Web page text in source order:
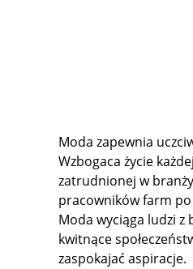
Moda zapewnia
Wzbogaca życie
zatrudnionej w
pracowników farm
Moda wyciąga ludzi z
kwitnące
zaspokajać aspiracje.